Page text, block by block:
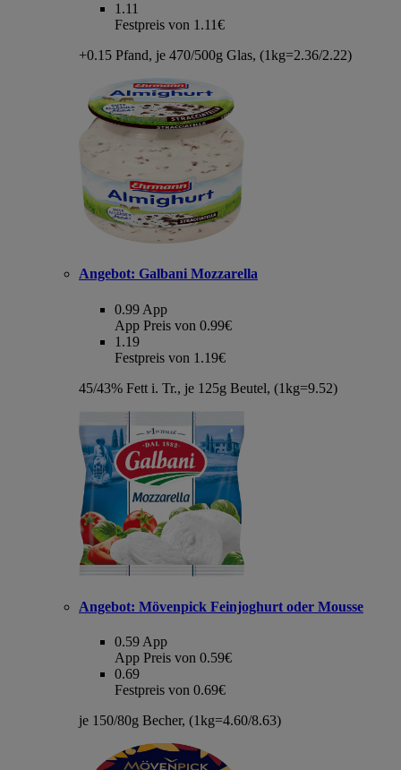
1.11
Festpreis von 1.11€
+0.15 Pfand, je 470/500g Glas, (1kg=2.36/2.22)
Angebot: Galbani Mozzarella
0.99 App
App Preis von 0.99€
1.19
Festpreis von 1.19€
45/43% Fett i. Tr., je 125g Beutel, (1kg=9.52)
Angebot: Mövenpick Feinjoghurt oder Mousse
0.59 App
App Preis von 0.59€
0.69
Festpreis von 0.69€
je 150/80g Becher, (1kg=4.60/8.63)